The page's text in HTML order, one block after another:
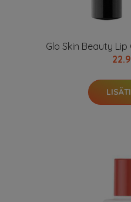
Glo Skin Beauty Lip